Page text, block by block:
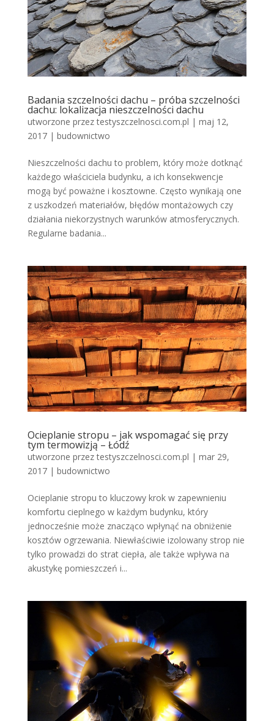
Badania szczelności dachu – próba szczelności
dachu: lokalizacja nieszczelności dachu
utworzone przeztestyszczelnosci.com.pl | maj 12,
2017| budownictwo
Nieszczelności dachu to problem, który może dotknąć
każdego właściciela budynku, a ich konsekwencje
mogą być poważne i kosztowne. Często wynikają one
z uszkodzeń materiałów, błędów montażowych czy
działania niekorzystnych warunków atmosferycznych.
Regularne badania...
Ocieplanie stropu – jak wspomagać się przy
tym termowizją – Łódź
utworzone przeztestyszczelnosci.com.pl | mar 29,
2017| budownictwo
Ocieplanie stropu to kluczowy krok w zapewnieniu
komfortu cieplnego w każdym budynku, który
jednocześnie może znacząco wpłynąć na obniżenie
kosztów ogrzewania. Niewłaściwie izolowany strop nie
tylko prowadzi do strat ciepła, ale także wpływa na
akustykę pomieszczeń i...